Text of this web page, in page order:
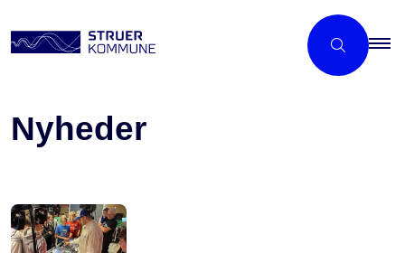
Nyheder